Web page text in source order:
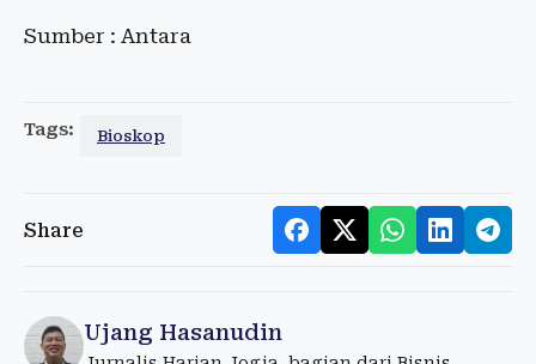
Sumber : Antara
Tags: Bioskop
Share
Ujang Hasanudin